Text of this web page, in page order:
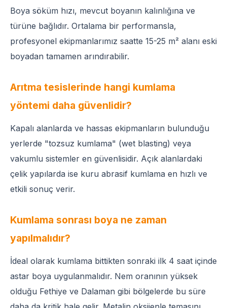
Boya söküm hızı, mevcut boyanın kalınlığına ve
türüne bağlıdır. Ortalama bir performansla,
profesyonel ekipmanlarımız saatte 15-25 m² alanı eski
boyadan tamamen arındırabilir.
Arıtma tesislerinde hangi kumlama
yöntemi daha güvenlidir?
Kapalı alanlarda ve hassas ekipmanların bulunduğu
yerlerde "tozsuz kumlama" (wet blasting) veya
vakumlu sistemler en güvenlisidir. Açık alanlardaki
çelik yapılarda ise kuru abrasif kumlama en hızlı ve
etkili sonuç verir.
Kumlama sonrası boya ne zaman
yapılmalıdır?
İdeal olarak kumlama bittikten sonraki ilk 4 saat içinde
astar boya uygulanmalıdır. Nem oranının yüksek
olduğu Fethiye ve Dalaman gibi bölgelerde bu süre